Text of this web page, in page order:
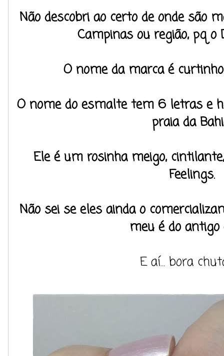
Não descobri ao certo de onde são
Campinas ou região, pq o
O nome da marca é
O nome do esmalte tem 6 letras e
praia da
Ele é um rosinha meigo,
Feelings.
Não sei se eles ainda o
meu é do antigo
E aí... bora